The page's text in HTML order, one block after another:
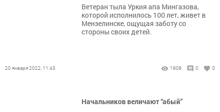
Ветеран тыла Уркия апа Мингазова,
которой исполнилось 100 лет, живет в
Мензелинске, ощущая заботу со
стороны своих детей.
20 января 2022, 11:43 1908 0 0
Начальников величают “абый”